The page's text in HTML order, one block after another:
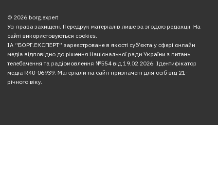
© 2026 borg.expert
Усі права захищені. Передрук матеріалів лише за згодою редакції. На
сайті використовуються cookies.
ІА “БОРГ.ЕКСПЕРТ” зареєстроване в якості суб’єкта у сфері онлайн
медіа відповідно до рішення Національної ради України з питань
телебачення та радіомовлення №554 від 19.02.2026. Ідентифікатор
медіа R40-06939. Матеріали на сайті призначені для осіб від 21-
річного віку.